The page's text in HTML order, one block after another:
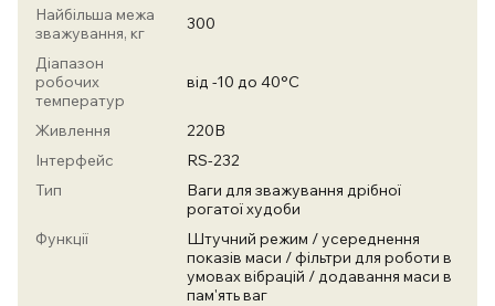
Найбільша межа
зважування, кг
300
Діапазон
робочих
температур
від -10 до 40°С
Живлення
220В
Інтерфейс
RS-232
Тип
Ваги для зважування дрібної
рогатої худоби
Функції
Штучний режим / усереднення
показів маси / фільтри для роботи в
умовах вібрацій / додавання маси в
пам'ять ваг